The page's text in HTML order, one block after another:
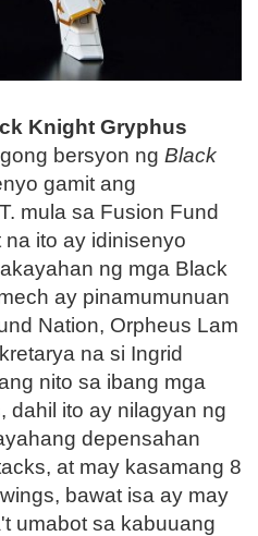
Knight Gryphus
bersyon ng Black
gamit ang
mula sa Fusion Fund
ito ay idinisenyo
ng mga Black
ay pinamumunuan
Nation, Orpheus Lam
na si Ingrid
nito sa ibang mga
dahil ito ay nilagyan ng
depensahan
at may kasamang 8
bawat isa ay may
umabot sa kabuuang